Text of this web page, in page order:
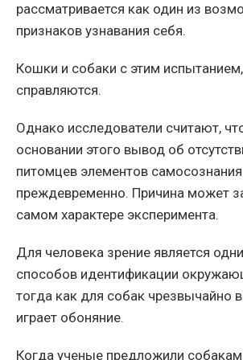
рассматривается как один из
признаков узнавания себя.
Кошки и собаки с этим
справляются.
Однако исследователи считают,
основании этого вывод об
питомцев элементов
преждевременно. Причина может
самом характере эксперимента.
Для человека зрение является
способов идентификации
тогда как для собак чрезвычайно
играет обоняние.
Когда ученые предложили